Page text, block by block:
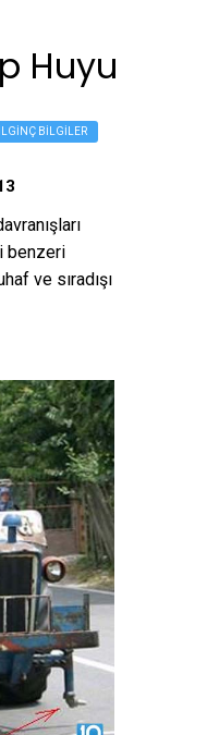
Huyu
İLGINÇ BILGILER
benzeri
ve sıradışı